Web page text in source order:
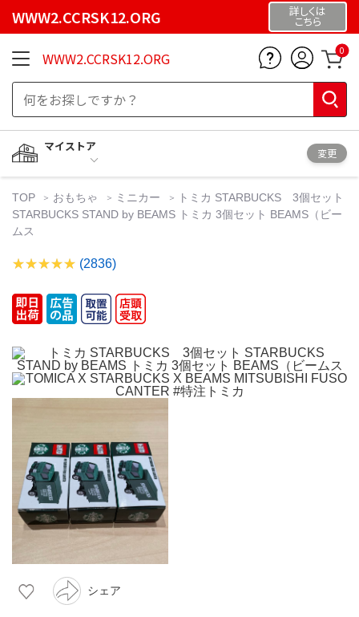
WWW2.CCRSK12.ORG 詳しくは
こちら
WWW2.CCRSK12.ORG 0
マイストア
変更
TOP おもちゃ ミニカー
トミカ STARBUCKS 3個セット
STARBUCKS STAND by BEAMS トミカ 3個セット BEAMS（ビー
ムス
(2836)
シェア